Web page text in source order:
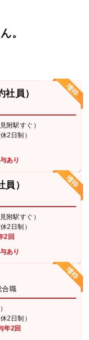
。
員）
附駅すぐ）
2日制）
あり
）
附駅すぐ）
2日制）
2回
あり
合職
2日制）
年2回